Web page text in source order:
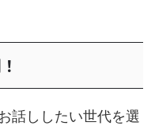
話ししたい世代を選